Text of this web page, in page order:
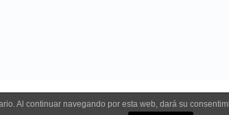
Al continuar navegando por esta web, dará su